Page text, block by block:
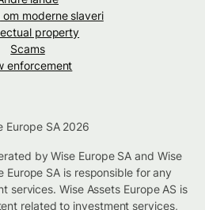
moderne slaveri
property
Scams
enforcement
Europe SA 2026
by Wise Europe SA and Wise
Europe SA is responsible for any
services. Wise Assets Europe AS is
related to investment services,